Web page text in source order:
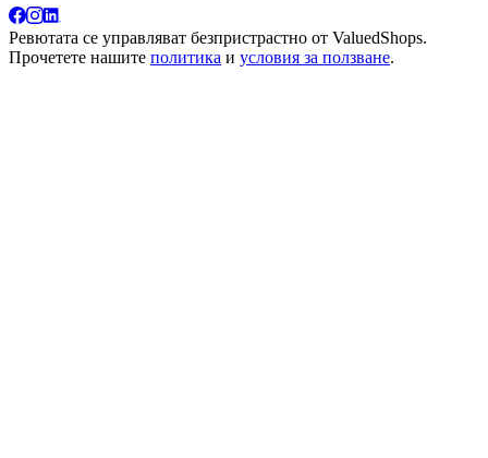
Ревютата се управляват безпристрастно от ValuedShops.
Прочетете нашите политика и условия за ползване.